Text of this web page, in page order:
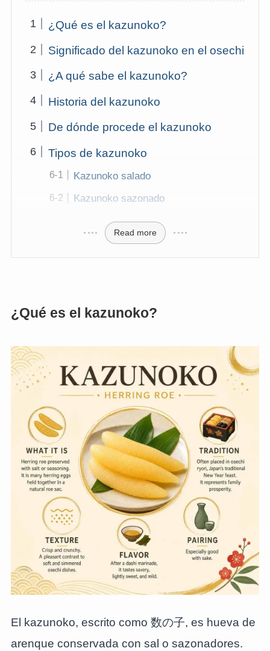
¿Qué es el kazunoko?
Significado del kazunoko en el osechi
¿A qué sabe el kazunoko?
Historia del kazunoko
De dónde procede el kazunoko
Tipos de kazunoko
Kazunoko salado
Kazunoko sazonado
Read more
¿Qué es el kazunoko?
El kazunoko, escrito como 数の子, es hueva de
arenque conservada con sal o sazonadores.